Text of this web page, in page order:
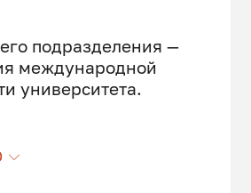
подразделения —
международной
университета.
занимается